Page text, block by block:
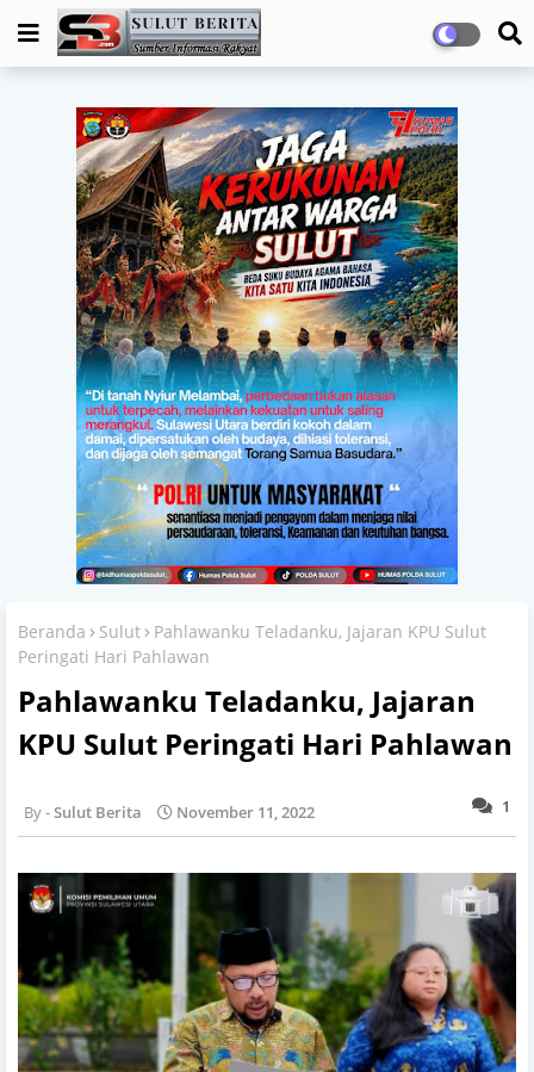
Beranda Sulut
Pahlawanku Teladanku, Jajaran KPU Sulut
Peringati Hari Pahlawan
Pahlawanku Teladanku, Jajaran
KPU Sulut Peringati Hari Pahlawan
1
Sulut Berita November 11, 2022